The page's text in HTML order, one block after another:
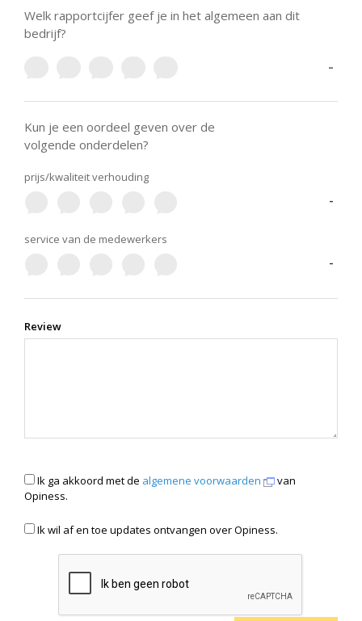
Welk rapportcijfer geef je in het algemeen aan dit
bedrijf?
-
Kun je een oordeel geven over de
volgende onderdelen?
prijs/kwaliteit verhouding
-
service van de medewerkers
-
Review
Ik ga akkoord met de algemene voorwaarden
van
Opiness.
Ik wil af en toe updates ontvangen over Opiness.